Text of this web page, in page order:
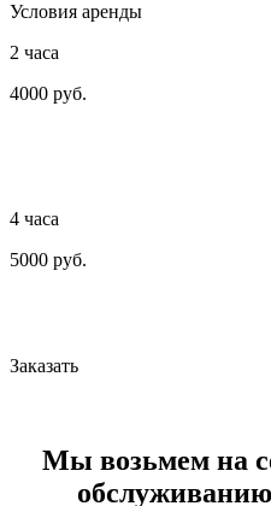
Условия аренды
2 часа
4000 руб.
4 часа
5000 руб.
Заказать
Мы возьмем на